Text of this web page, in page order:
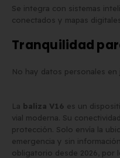
Se integra con sistemas
conectados y mapas
Tranquilidad
No hay datos personales
La baliza V16 es un
vial moderna. Su
protección. Solo envía la
emergencia y sin
obligatorio desde 2026, por